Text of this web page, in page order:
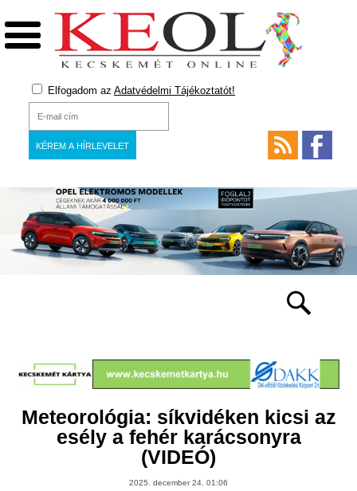
Elfogadom az Adatvédelmi Tájékoztatót!
Meteorológia: síkvidéken kicsi az
esély a fehér karácsonyra
(VIDEÓ)
2025. december 24. 01:06